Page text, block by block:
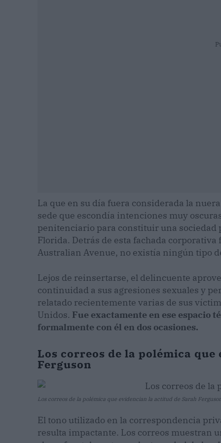
La que en su día fuera considerada la
sede que escondía intenciones muy
penitenciario para constituir una
Florida. Detrás de esta fachada
Australian Avenue, no existía ningún tipo
Lejos de reinsertarse, el delincuente
continuidad a sus agresiones sexuales y
relatado recientemente varias de sus
Unidos. Fue exactamente en ese espacio
formalmente con él en dos ocasiones.
Los correos de la polémica
Ferguson
Los correos de la polémica que evidencian la actitud de Sarah
El tono utilizado en la correspondencia
resulta impactante. Los correos muestran